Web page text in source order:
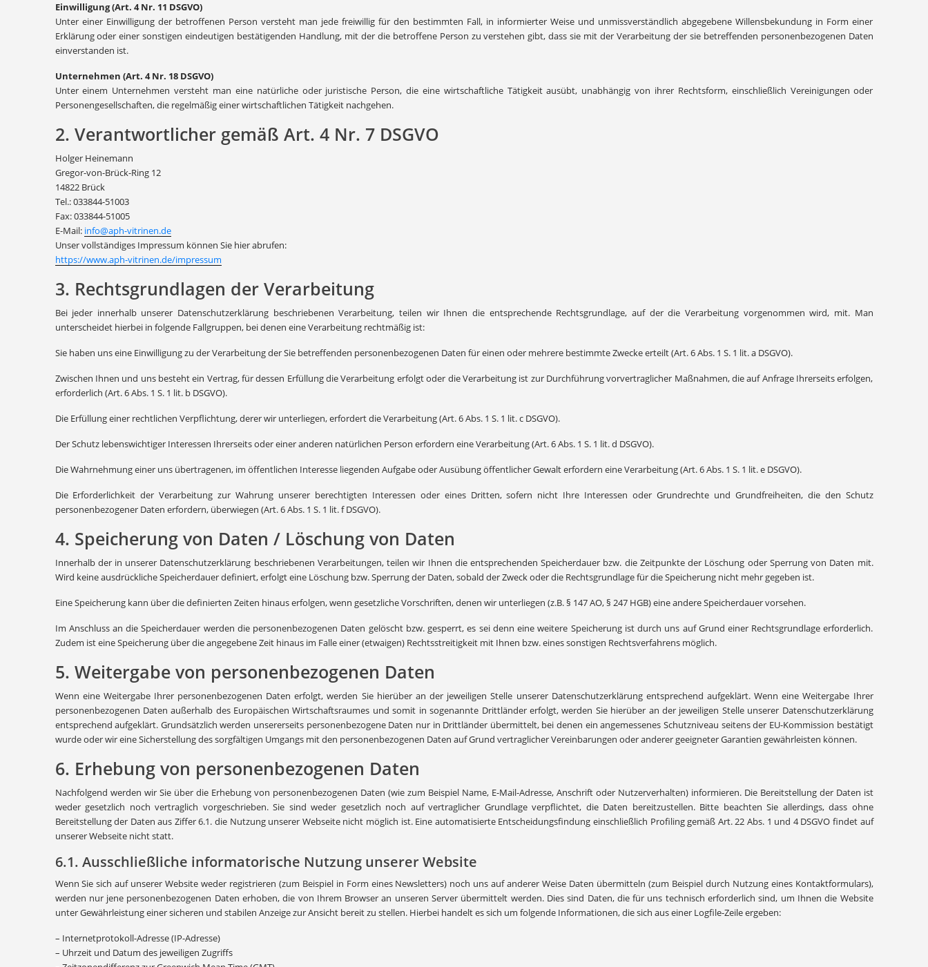
Einwilligung (Art. 4 Nr. 11 DSGVO)
Unter einer Einwilligung der betroffenen Person versteht man jede freiwillig für den bestimmten Fall, in informierter Weise und unmissverständlich abgegebene Willensbekundung in Form einer
Erklärung oder einer sonstigen eindeutigen bestätigenden Handlung, mit der die betroffene Person zu verstehen gibt, dass sie mit der Verarbeitung der sie betreffenden personenbezogenen Daten
einverstanden ist.
Unternehmen (Art. 4 Nr. 18 DSGVO)
Unter einem Unternehmen versteht man eine natürliche oder juristische Person, die eine wirtschaftliche Tätigkeit ausübt, unabhängig von ihrer Rechtsform, einschließlich Vereinigungen oder
Personengesellschaften, die regelmäßig einer wirtschaftlichen Tätigkeit nachgehen.
2. Verantwortlicher gemäß Art. 4 Nr. 7 DSGVO
Holger Heinemann
Gregor-von-Brück-Ring 12
14822 Brück
Tel.: 033844-51003
Fax: 033844-51005
E-Mail: info@aph-vitrinen.de
Unser vollständiges Impressum können Sie hier abrufen:
https://www.aph-vitrinen.de/impressum
3. Rechtsgrundlagen der Verarbeitung
Bei jeder innerhalb unserer Datenschutzerklärung beschriebenen Verarbeitung, teilen wir Ihnen die entsprechende Rechtsgrundlage, auf der die Verarbeitung vorgenommen wird, mit. Man
unterscheidet hierbei in folgende Fallgruppen, bei denen eine Verarbeitung rechtmäßig ist:
Sie haben uns eine Einwilligung zu der Verarbeitung der Sie betreffenden personenbezogenen Daten für einen oder mehrere bestimmte Zwecke erteilt (Art. 6 Abs. 1 S. 1 lit. a DSGVO).
Zwischen Ihnen und uns besteht ein Vertrag, für dessen Erfüllung die Verarbeitung erfolgt oder die Verarbeitung ist zur Durchführung vorvertraglicher Maßnahmen, die auf Anfrage Ihrerseits erfolgen,
erforderlich (Art. 6 Abs. 1 S. 1 lit. b DSGVO).
Die Erfüllung einer rechtlichen Verpflichtung, derer wir unterliegen, erfordert die Verarbeitung (Art. 6 Abs. 1 S. 1 lit. c DSGVO).
Der Schutz lebenswichtiger Interessen Ihrerseits oder einer anderen natürlichen Person erfordern eine Verarbeitung (Art. 6 Abs. 1 S. 1 lit. d DSGVO).
Die Wahrnehmung einer uns übertragenen, im öffentlichen Interesse liegenden Aufgabe oder Ausübung öffentlicher Gewalt erfordern eine Verarbeitung (Art. 6 Abs. 1 S. 1 lit. e DSGVO).
Die Erforderlichkeit der Verarbeitung zur Wahrung unserer berechtigten Interessen oder eines Dritten, sofern nicht Ihre Interessen oder Grundrechte und Grundfreiheiten, die den Schutz
personenbezogener Daten erfordern, überwiegen (Art. 6 Abs. 1 S. 1 lit. f DSGVO).
4. Speicherung von Daten / Löschung von Daten
Innerhalb der in unserer Datenschutzerklärung beschriebenen Verarbeitungen, teilen wir Ihnen die entsprechenden Speicherdauer bzw. die Zeitpunkte der Löschung oder Sperrung von Daten mit.
Wird keine ausdrückliche Speicherdauer definiert, erfolgt eine Löschung bzw. Sperrung der Daten, sobald der Zweck oder die Rechtsgrundlage für die Speicherung nicht mehr gegeben ist.
Eine Speicherung kann über die definierten Zeiten hinaus erfolgen, wenn gesetzliche Vorschriften, denen wir unterliegen (z.B. § 147 AO, § 247 HGB) eine andere Speicherdauer vorsehen.
Im Anschluss an die Speicherdauer werden die personenbezogenen Daten gelöscht bzw. gesperrt, es sei denn eine weitere Speicherung ist durch uns auf Grund einer Rechtsgrundlage erforderlich.
Zudem ist eine Speicherung über die angegebene Zeit hinaus im Falle einer (etwaigen) Rechtsstreitigkeit mit Ihnen bzw. eines sonstigen Rechtsverfahrens möglich.
5. Weitergabe von personenbezogenen Daten
Wenn eine Weitergabe Ihrer personenbezogenen Daten erfolgt, werden Sie hierüber an der jeweiligen Stelle unserer Datenschutzerklärung entsprechend aufgeklärt. Wenn eine Weitergabe Ihrer
personenbezogenen Daten außerhalb des Europäischen Wirtschaftsraumes und somit in sogenannte Drittländer erfolgt, werden Sie hierüber an der jeweiligen Stelle unserer Datenschutzerklärung
entsprechend aufgeklärt. Grundsätzlich werden unsererseits personenbezogene Daten nur in Drittländer übermittelt, bei denen ein angemessenes Schutzniveau seitens der EU-Kommission bestätigt
wurde oder wir eine Sicherstellung des sorgfältigen Umgangs mit den personenbezogenen Daten auf Grund vertraglicher Vereinbarungen oder anderer geeigneter Garantien gewährleisten können.
6. Erhebung von personenbezogenen Daten
Nachfolgend werden wir Sie über die Erhebung von personenbezogenen Daten (wie zum Beispiel Name, E-Mail-Adresse, Anschrift oder Nutzerverhalten) informieren. Die Bereitstellung der Daten ist
weder gesetzlich noch vertraglich vorgeschrieben. Sie sind weder gesetzlich noch auf vertraglicher Grundlage verpflichtet, die Daten bereitzustellen. Bitte beachten Sie allerdings, dass ohne
Bereitstellung der Daten aus Ziffer 6.1. die Nutzung unserer Webseite nicht möglich ist. Eine automatisierte Entscheidungsfindung einschließlich Profiling gemäß Art. 22 Abs. 1 und 4 DSGVO findet auf
unserer Webseite nicht statt.
6.1. Ausschließliche informatorische Nutzung unserer Website
Wenn Sie sich auf unserer Website weder registrieren (zum Beispiel in Form eines Newsletters) noch uns auf anderer Weise Daten übermitteln (zum Beispiel durch Nutzung eines Kontaktformulars),
werden nur jene personenbezogenen Daten erhoben, die von Ihrem Browser an unseren Server übermittelt werden. Dies sind Daten, die für uns technisch erforderlich sind, um Ihnen die Website
unter Gewährleistung einer sicheren und stabilen Anzeige zur Ansicht bereit zu stellen. Hierbei handelt es sich um folgende Informationen, die sich aus einer Logfile-Zeile ergeben:
– Internetprotokoll-Adresse (IP-Adresse)
– Uhrzeit und Datum des jeweiligen Zugriffs